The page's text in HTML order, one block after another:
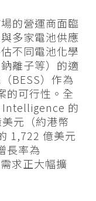
的營運商面臨
多家電池供應
不同電池化學
離子等）的適
BESS）作為
的可行性。全
Intelligence 的
元（約港幣
1,722 億美元
長率為
求正大幅擴